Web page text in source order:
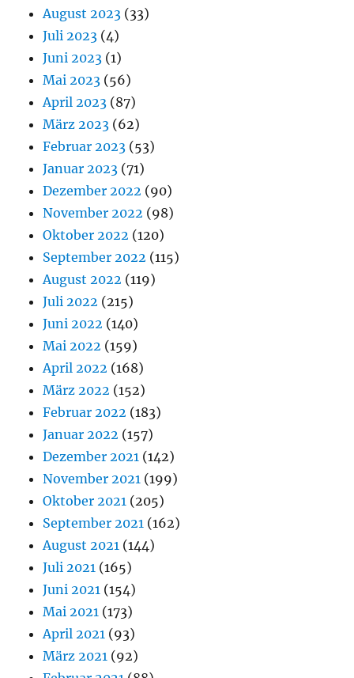
August 2023 (33)
Juli 2023 (4)
Juni 2023 (1)
Mai 2023 (56)
April 2023 (87)
März 2023 (62)
Februar 2023 (53)
Januar 2023 (71)
Dezember 2022 (90)
November 2022 (98)
Oktober 2022 (120)
September 2022 (115)
August 2022 (119)
Juli 2022 (215)
Juni 2022 (140)
Mai 2022 (159)
April 2022 (168)
März 2022 (152)
Februar 2022 (183)
Januar 2022 (157)
Dezember 2021 (142)
November 2021 (199)
Oktober 2021 (205)
September 2021 (162)
August 2021 (144)
Juli 2021 (165)
Juni 2021 (154)
Mai 2021 (173)
April 2021 (93)
März 2021 (92)